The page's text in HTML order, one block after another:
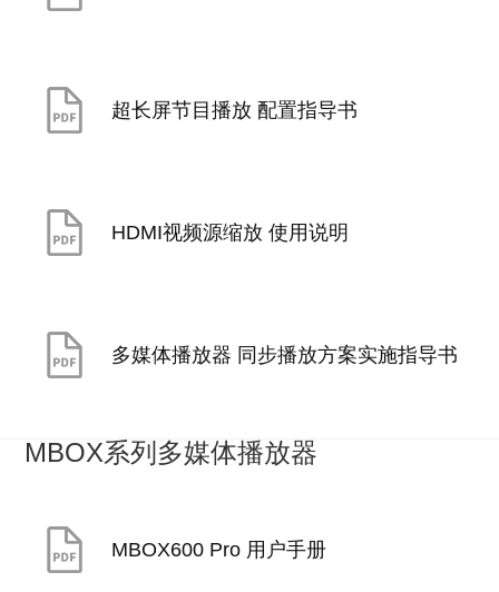
超长屏节目播放 配置指导书
HDMI视频源缩放 使用说明
多媒体播放器 同步播放方案实施指导书
MBOX系列多媒体播放器
MBOX600 Pro 用户手册